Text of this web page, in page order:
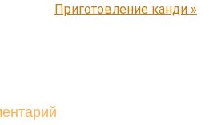
Приготовление канди »